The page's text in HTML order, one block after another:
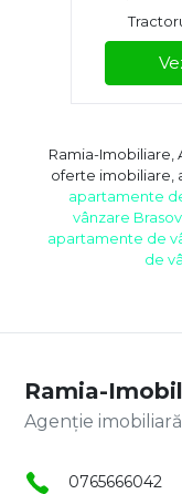
Ramia-Imobiliare,
oferte imobiliare,
apartamente
vânzare Brasov,
apartamente de
de
Ramia-
Agenție
0765666042